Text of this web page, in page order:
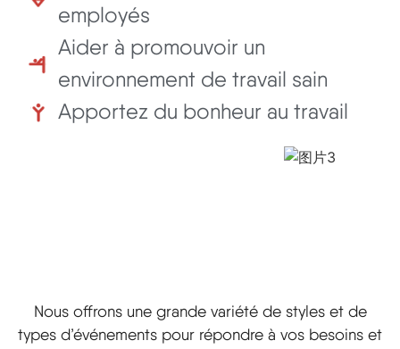
employés
Aider à promouvoir un
environnement de travail sain
Apportez du bonheur au travail
Nous offrons une grande variété de styles et de
types d’événements pour répondre à vos besoins et